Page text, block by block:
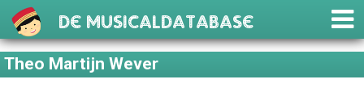
De Musicaldatabase
Theo Martijn Wever